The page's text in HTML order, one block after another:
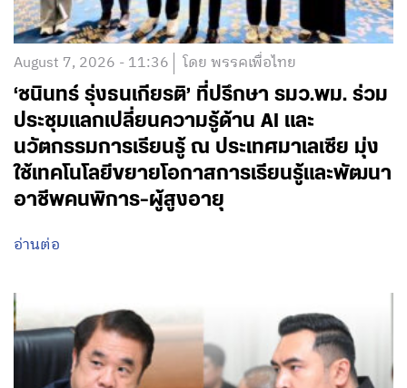
August 7, 2026 - 11:36 โดย พรรคเพื่อไทย
‘ชนินทร์ รุ่งธนเกียรติ’ ที่ปรึกษา รมว.พม. ร่วม
ประชุมแลกเปลี่ยนความรู้ด้าน AI และ
นวัตกรรมการเรียนรู้ ณ ประเทศมาเลเซีย มุ่ง
ใช้เทคโนโลยีขยายโอกาสการเรียนรู้และพัฒนา
อาชีพคนพิการ-ผู้สูงอายุ
อ่านต่อ